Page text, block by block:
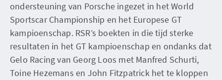
ondersteuning van Porsche ingezet in het World
Sportscar Championship en het Europese GT
kampioenschap. RSR’s boekten in die tijd sterke
resultaten in het GT kampioenschap en ondanks dat
Gelo Racing van Georg Loos met Manfred Schurti,
Toine Hezemans en John Fitzpatrick het te kloppen